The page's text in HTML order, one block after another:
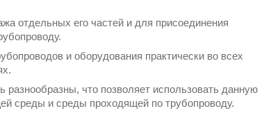
отдельных его частей и для присоединения
и оборудования практически во всех
что позволяет использовать данную
среды и среды проходящей по трубопроводу.